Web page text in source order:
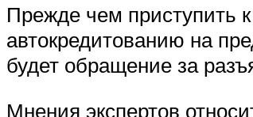
Прежде чем приступить
автокредитованию на
будет обращение за
Мнения экспертов